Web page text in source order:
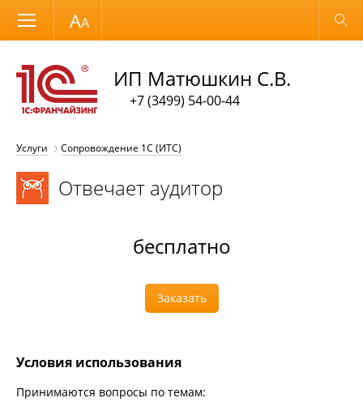
Размер шрифта Обычная версия
ИП Матюшкин С.В.
+7 (3499) 54-00-44
Услуги Сопровождение 1С (ИТС)
Отвечает аудитор
бесплатно
Заказать
Условия использования
Принимаются вопросы по темам: